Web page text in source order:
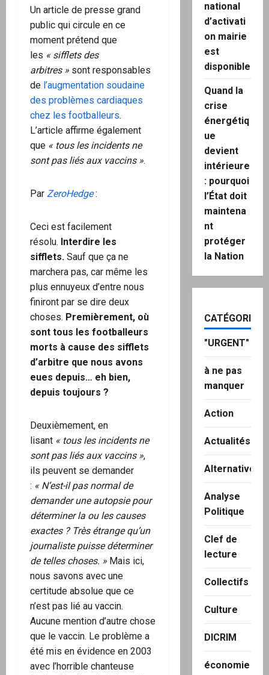
Un article de presse grand
public qui circule en ce
moment prétend que
les « sifflets des
arbitres » sont responsables
de l’augmentation soudaine
des problèmes cardiaques
chez les footballeurs.
L’article affirme également
que « tous les incidents ne
sont pas liés aux vaccins ».
Par ZeroHedge:
Ceci est facilement
résolu. Interdire les
sifflets. Sauf que ça ne
marchera pas, car même les
plus ennuyeux d’entre nous
finiront par se dire deux
choses. Premièrement, où
sont tous les footballeurs
morts à cause des sifflets
d’arbitre que nous avons
eues depuis… eh bien,
depuis toujours ?
Deuxièmement, en
lisant « tous les incidents ne
sont pas liés aux vaccins »,
ils peuvent se demander
: « N’est-il pas normal de
demander une autopsie pour
déterminer la ou les causes
exactes ? Très étrange qu’un
journaliste puisse déterminer
de telles choses. » Mais ici,
nous savons avec une
certitude absolue que ce
n’est pas lié au vaccin.
Aucune mention d’autre chose
que le vaccin. Le problème a
été mis en évidence en 2003
avec l’horrible chanteuse
national
d’activati
on mairie
est
disponible
Quand la
crise
énergétiq
ue
devient
intérieure
: pourquoi
l’État doit
maintena
nt
protéger
la Nation
CATÉGORIES
"URGENT"
à ne pas
manquer
Action
Actualités
Alternatives
Analyse
Politique
Clef de
lecture
Collectifs
Culture
DICRIM
économie